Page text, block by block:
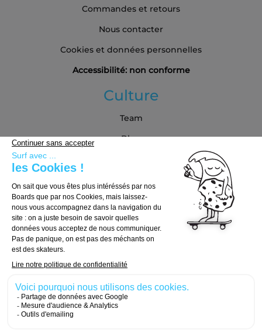
Commandes et retours
Nous contacter
Cookies et données personnelles
Accessibilité: non conforme
Culture
Team
Blog
Guide d'achat
Choisir sa board
Choisir ses roues